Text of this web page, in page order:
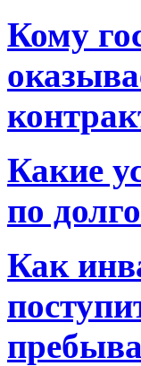
Кому
Какие
по
Как